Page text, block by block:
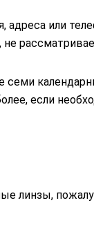
адреса или
семи
если
линзы,